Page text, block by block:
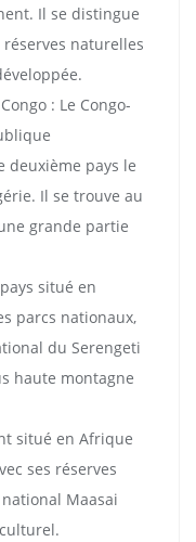
Il se distingue
naturelles
: Le Congo-
deuxième pays le
Il se trouve au
grande partie
situé en
parcs nationaux,
du Serengeti
haute montagne
situé en Afrique
ses réserves
Maasai